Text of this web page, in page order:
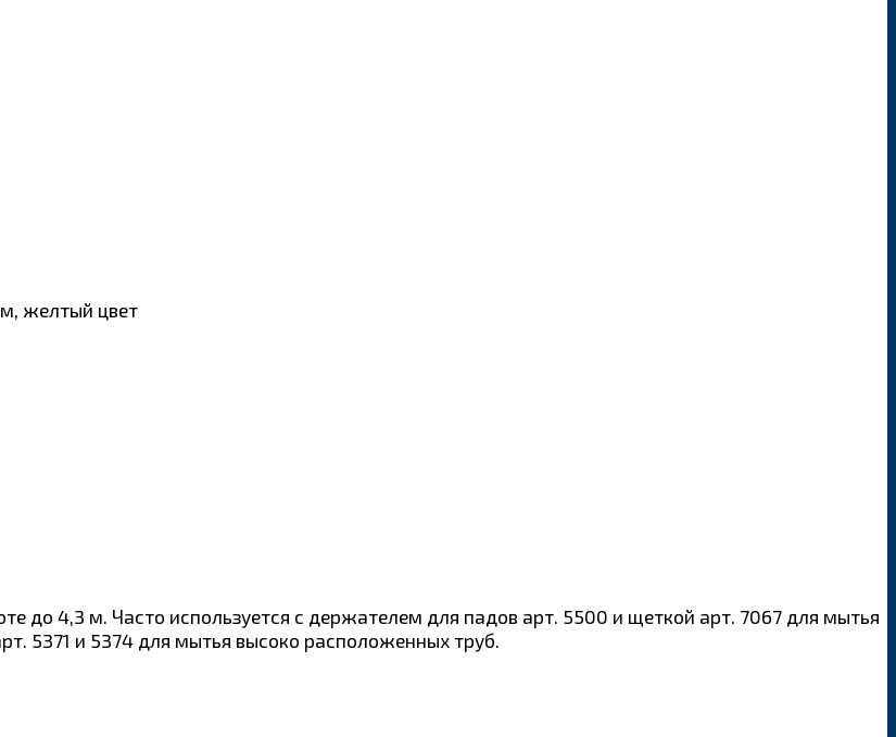
до 4,3 м. Часто используется с держателем для падов арт. 5500 и щеткой арт. 7067 для мытья
5371 и 5374 для мытья высоко расположенных труб.